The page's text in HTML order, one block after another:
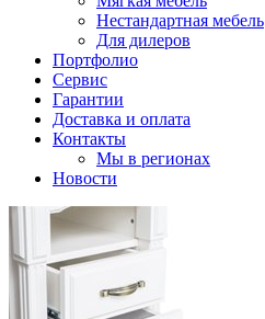
Нестандартная мебель
Для дилеров
Портфолио
Сервис
Гарантии
Доставка и оплата
Контакты
Мы в регионах
Новости